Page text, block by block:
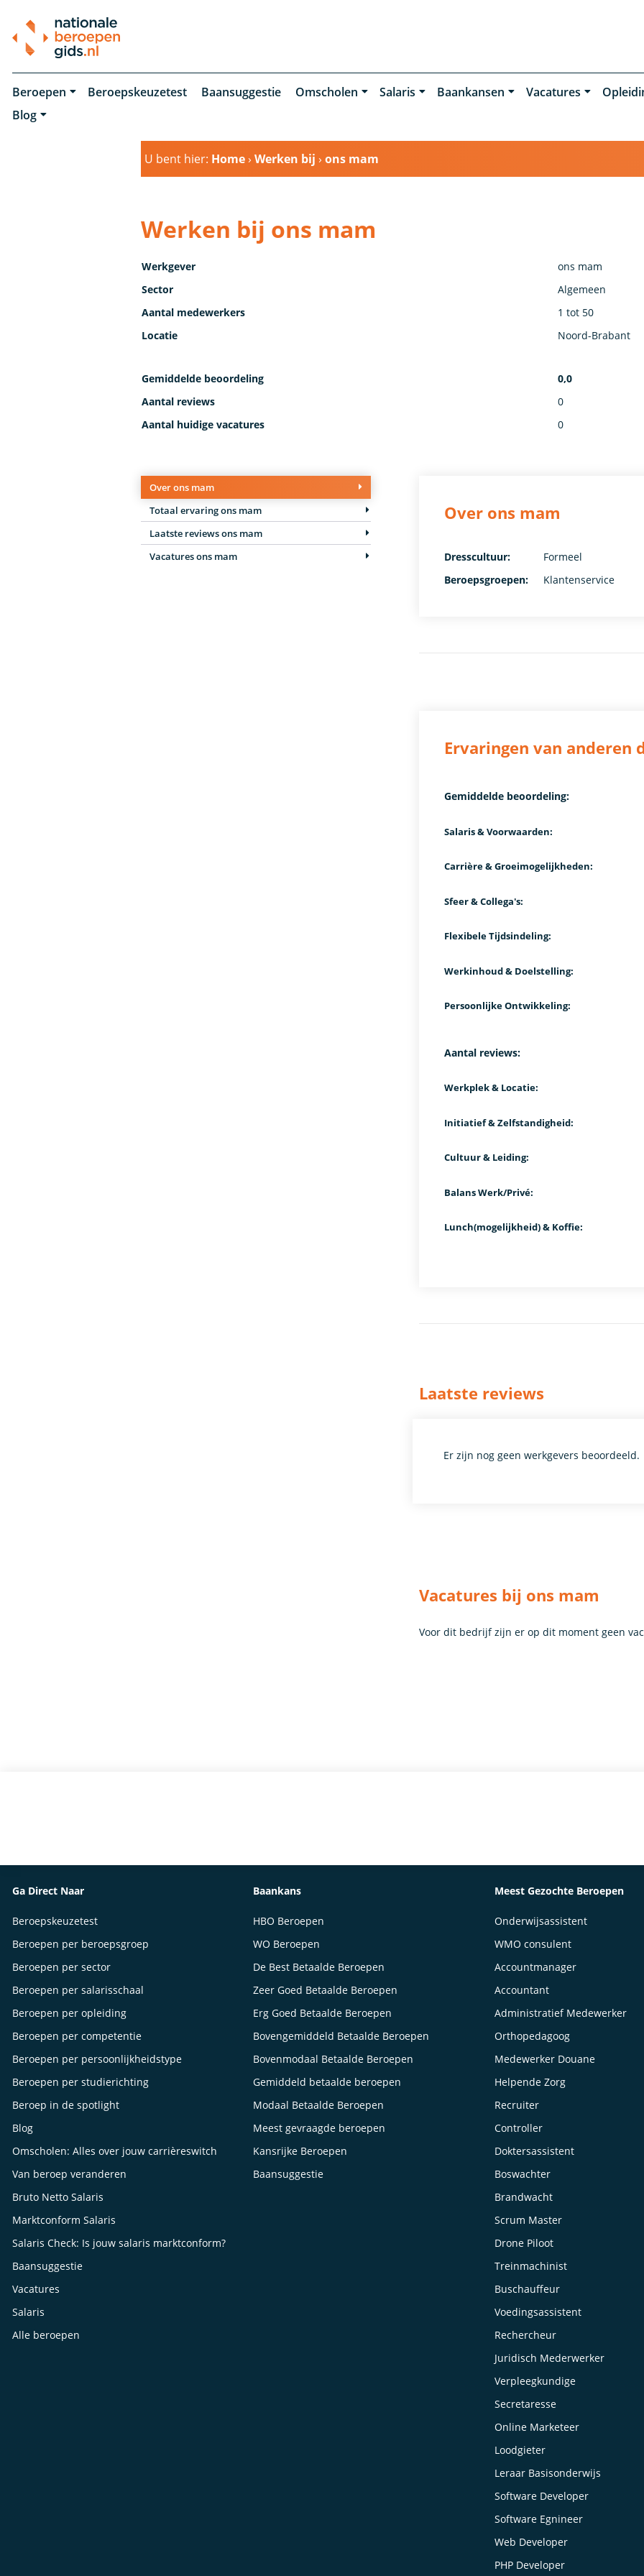
Beroepen Beroepskeuzetest Baansuggestie Omscholen Salaris Baankansen Vacatures
Blog
U bent hier: Home›Werken bij ›ons mam
Werken bij ons mam
Werkgever
ons mam
Sector
Algemeen
Aantal medewerkers
1 tot 50
Locatie
Noord-Brabant
Gemiddelde beoordeling
0,0
Aantal reviews
0
Aantal huidige vacatures
0
Over ons mam
Totaal ervaring ons mam
Laatste reviews ons mam
Vacatures ons mam
Over ons mam
Dresscultuur:
Formeel
Beroepsgroepen:
Klantenservice
Ervaringen van anderen
Gemiddelde beoordeling:
Salaris & Voorwaarden:
Carrière & Groeimogelijkheden:
Sfeer & Collega's:
Flexibele Tijdsindeling:
Werkinhoud & Doelstelling:
Persoonlijke Ontwikkeling:
Aantal reviews:
Werkplek & Locatie:
Initiatief & Zelfstandigheid:
Cultuur & Leiding:
Balans Werk/Privé:
Lunch(mogelijkheid) & Koffie:
Laatste reviews
Er zijn nog geen werkgevers beoordeeld.
Vacatures bij ons mam
Voor dit bedrijf zijn er op dit moment geen
Ga Direct Naar
Beroepskeuzetest
Beroepen per beroepsgroep
Beroepen per sector
Beroepen per salarisschaal
Beroepen per opleiding
Beroepen per competentie
Beroepen per persoonlijkheidstype
Beroepen per studierichting
Beroep in de spotlight
Blog
Omscholen: Alles over jouw carrièreswitch
Van beroep veranderen
Bruto Netto Salaris
Marktconform Salaris
Salaris Check: Is jouw salaris marktconform?
Baansuggestie
Vacatures
Salaris
Alle beroepen
Baankans
HBO Beroepen
WO Beroepen
De Best Betaalde Beroepen
Zeer Goed Betaalde Beroepen
Erg Goed Betaalde Beroepen
Bovengemiddeld Betaalde Beroepen
Bovenmodaal Betaalde Beroepen
Gemiddeld betaalde beroepen
Modaal Betaalde Beroepen
Meest gevraagde beroepen
Kansrijke Beroepen
Baansuggestie
Meest Gezochte Beroepen
Onderwijsassistent
WMO consulent
Accountmanager
Accountant
Administratief Medewerker
Orthopedagoog
Medewerker Douane
Helpende Zorg
Recruiter
Controller
Doktersassistent
Boswachter
Brandwacht
Scrum Master
Drone Piloot
Treinmachinist
Buschauffeur
Voedingsassistent
Rechercheur
Juridisch Mederwerker
Verpleegkundige
Secretaresse
Online Marketeer
Loodgieter
Leraar Basisonderwijs
Software Developer
Software Egnineer
Web Developer
PHP Developer